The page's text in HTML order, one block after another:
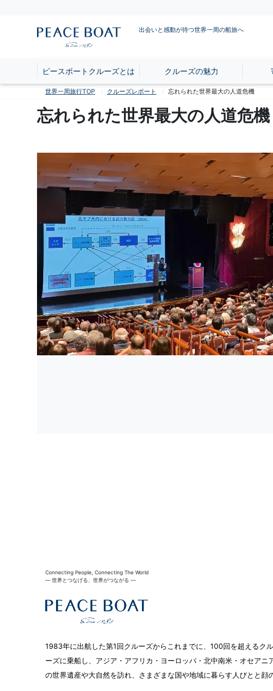
出会いと感動が待つ世界一周の船旅へ
ピースボートクルーズとは クルーズの魅力
世界一周旅行TOP クルーズレポート 忘れられた世界最大の人道危機
忘れられた世界最大の人道危機
Connecting People, Connecting The World
― 世界とつなげる、世界がつながる ―
1983年に出航した第1回クルーズからこれまでに、100回を超えるク
ーズに乗船し、アジア・アフリカ・ヨーロッパ・北中南米・オセア
の世界遺産や大自然を訪れ、さまざまな国や地域に暮らす人びとと顔